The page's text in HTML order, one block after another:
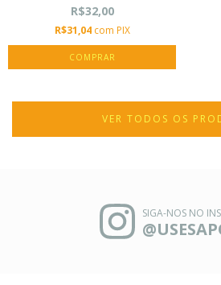
R$32,00
R$31,04 com PIX
COMPRAR
VER TODOS OS
SIGA-NOS NO